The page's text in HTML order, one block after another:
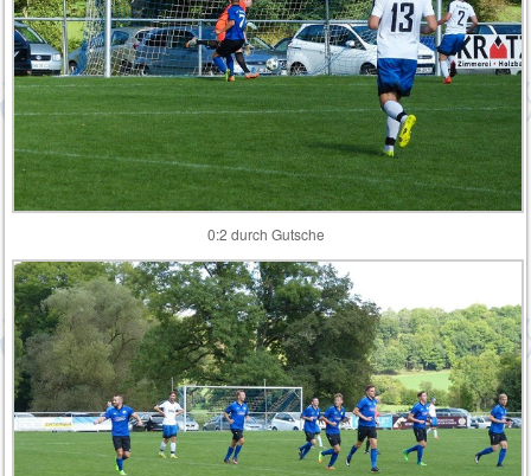
0:2 durch Gutsche